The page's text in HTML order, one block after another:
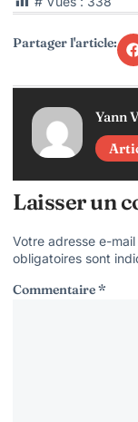
Partager l'article:
Yann
Laisser un
Votre adresse e-
obligatoires sont
Commentaire*